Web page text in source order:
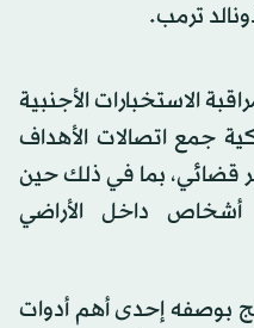
ترمب.
قانون مراقبة الاستخبارات الأجنبية
جمع اتصالات الأهداف
قضائي، بما في ذلك حين
داخل الأراضي
بوصفه إحدى أهم أدوات